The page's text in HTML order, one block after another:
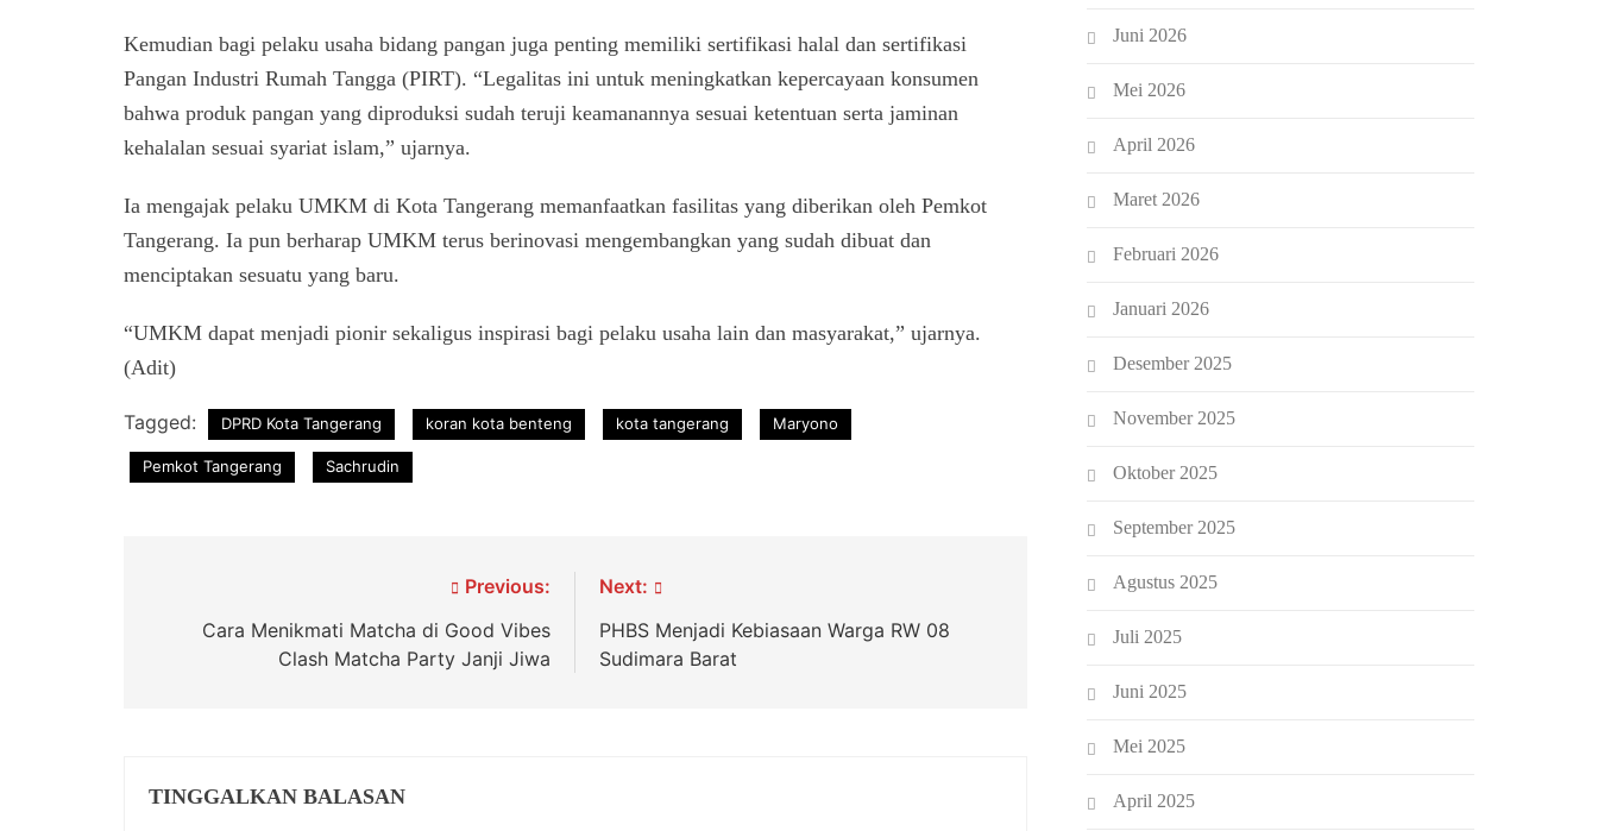
Kemudian bagi pelaku usaha bidang pangan juga penting memiliki sertifikasi halal dan sertifikasi
Pangan Industri Rumah Tangga (PIRT). “Legalitas ini untuk meningkatkan kepercayaan konsumen
bahwa produk pangan yang diproduksi sudah teruji keamanannya sesuai ketentuan serta jaminan
kehalalan sesuai syariat islam,” ujarnya.
Ia mengajak pelaku UMKM di Kota Tangerang memanfaatkan fasilitas yang diberikan oleh Pemkot
Tangerang. Ia pun berharap UMKM terus berinovasi mengembangkan yang sudah dibuat dan
menciptakan sesuatu yang baru.
“UMKM dapat menjadi pionir sekaligus inspirasi bagi pelaku usaha lain dan masyarakat,” ujarnya.
(Adit)
Tagged: DPRD Kota Tangerang koran kota benteng kota tangerang Maryono
Pemkot Tangerang Sachrudin
Previous:
Cara Menikmati Matcha di Good Vibes
Clash Matcha Party Janji Jiwa
Next:
PHBS Menjadi Kebiasaan Warga RW 08
Sudimara Barat
TINGGALKAN BALASAN
Juni 2026
Mei 2026
April 2026
Maret 2026
Februari 2026
Januari 2026
Desember 2025
November 2025
Oktober 2025
September 2025
Agustus 2025
Juli 2025
Juni 2025
Mei 2025
April 2025